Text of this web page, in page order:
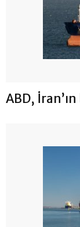
ABD,